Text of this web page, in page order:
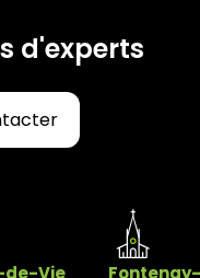
d'experts
Vie